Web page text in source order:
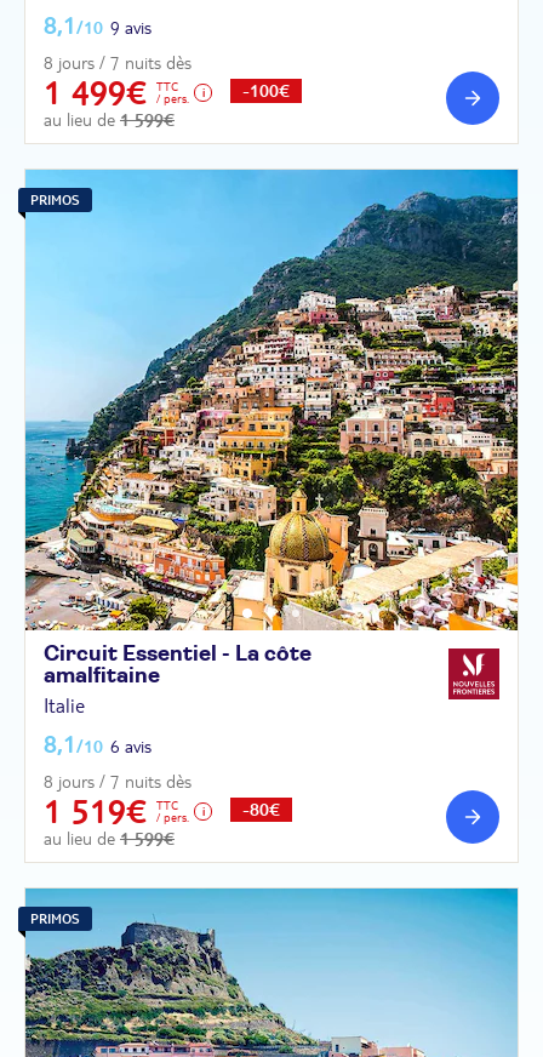
8,1/10 9 avis
8 jours / 7 nuits dès
1 499€
TTC
/ pers.
au lieu de 1 599€
-100€
PRIMOS
Circuit Essentiel - La côte
amalfitaine
Italie
8,1/10 6 avis
8 jours / 7 nuits dès
1 519€
TTC
/ pers.
au lieu de 1 599€
-80€
PRIMOS